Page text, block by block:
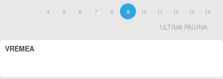
4
5 6 7 8 9 10 11 12 13 14
ULTIMA PAGINA
VREMEA